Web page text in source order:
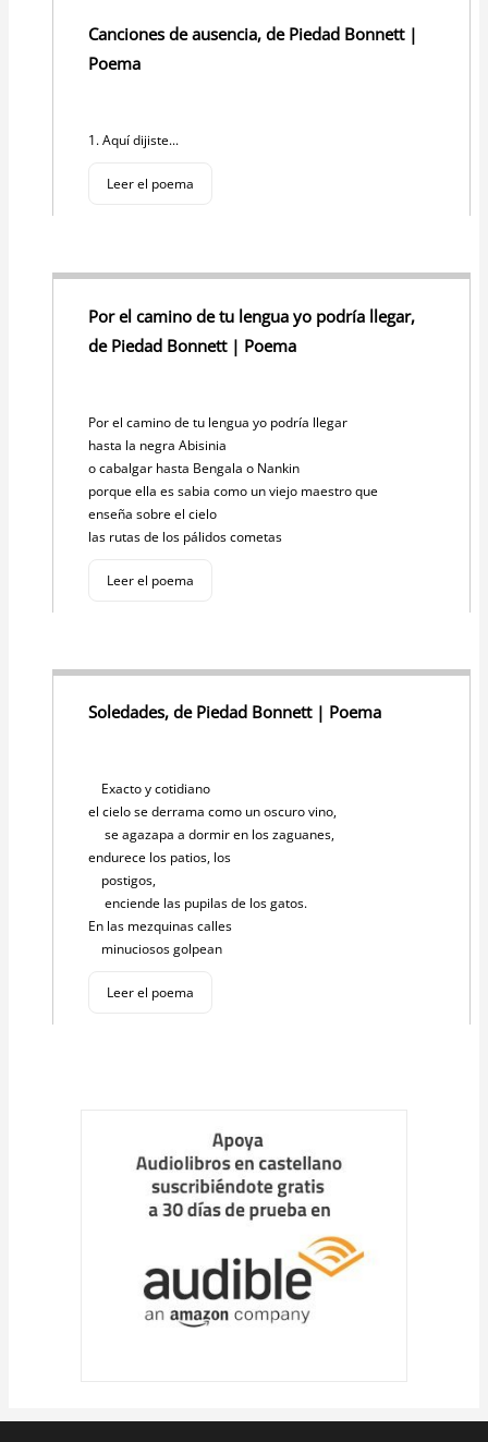
Canciones de ausencia, de Piedad Bonnett |
Poema
1. Aquí dijiste...
Leer el poema
Por el camino de tu lengua yo podría llegar,
de Piedad Bonnett | Poema
Por el camino de tu lengua yo podría llegar
hasta la negra Abisinia
o cabalgar hasta Bengala o Nankin
porque ella es sabia como un viejo maestro que
enseña sobre el cielo
las rutas de los pálidos cometas
Leer el poema
Soledades, de Piedad Bonnett | Poema
Exacto y cotidiano
el cielo se derrama como un oscuro vino,
se agazapa a dormir en los zaguanes,
endurece los patios, los
postigos,
enciende las pupilas de los gatos.
En las mezquinas calles
minuciosos golpean
Leer el poema